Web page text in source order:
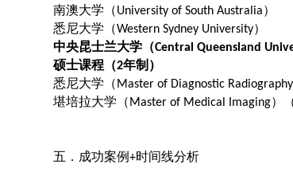
南澳大学（University of South Australia）
悉尼大学（Western Sydney University）
中央昆士兰大学（Central Queensland
硕士课程（2年制）
悉尼大学（ Master of Diagnostic Radiography
堪培拉大学（ Master of Medical Imaging）
五．成功案例+时间线分析